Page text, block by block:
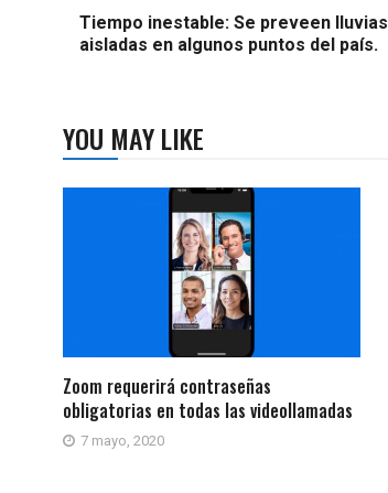
Tiempo inestable: Se preveen
aisladas en algunos puntos del país.
YOU MAY LIKE
Zoom requerirá contraseñas
obligatorias en todas las videollamadas
7 mayo, 2020